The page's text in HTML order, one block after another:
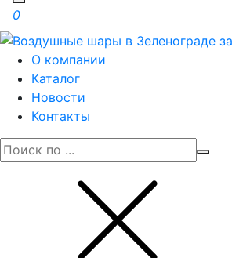
Toggle navigation
0
О компании
Каталог
Новости
Контакты